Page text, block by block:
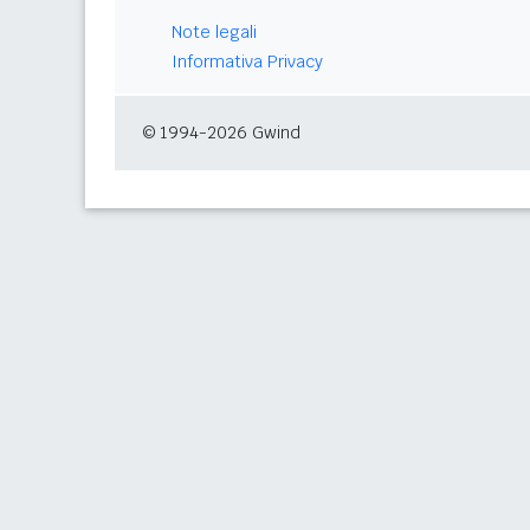
Note legali
Informativa Privacy
© 1994-2026 Gwind